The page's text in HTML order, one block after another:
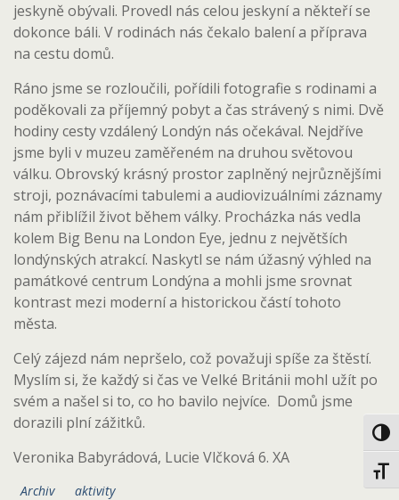
jeskyně obývali. Provedl nás celou jeskyní a někteří se
dokonce báli. V rodinách nás čekalo balení a příprava
na cestu domů.
Ráno jsme se rozloučili, pořídili fotografie s rodinami a
poděkovali za příjemný pobyt a čas strávený s nimi. Dvě
hodiny cesty vzdálený Londýn nás očekával. Nejdříve
jsme byli v muzeu zaměřeném na druhou světovou
válku. Obrovský krásný prostor zaplněný nejrůznějšími
stroji, poznávacími tabulemi a audiovizuálními záznamy
nám přiblížil život během války. Procházka nás vedla
kolem Big Benu na London Eye, jednu z největších
londýnských atrakcí. Naskytl se nám úžasný výhled na
památkové centrum Londýna a mohli jsme srovnat
kontrast mezi moderní a historickou částí tohoto
města.
Celý zájezd nám nepršelo, což považuji spíše za štěstí.
Myslím si, že každý si čas ve Velké Británii mohl užít po
svém a našel si to, co ho bavilo nejvíce. Domů jsme
dorazili plní zážitků.
Veronika Babyrádová, Lucie Vlčková 6. XA
Archiv aktivity